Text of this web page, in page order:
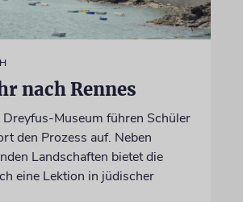
nach Rennes
Museum führen Schüler
den Prozess auf. Neben
Landschaften bietet die
eine Lektion in jüdischer